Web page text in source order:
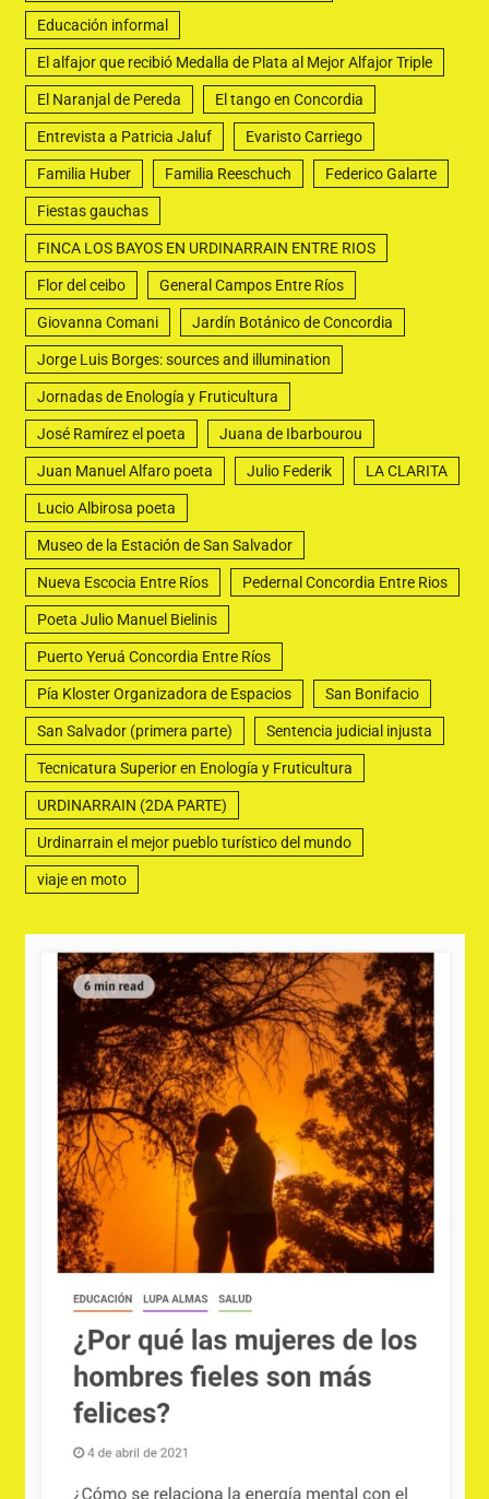
Educación informal
El alfajor que recibió Medalla de Plata al Mejor Alfajor Triple
El Naranjal de Pereda El tango en Concordia
Entrevista a Patricia Jaluf Evaristo Carriego
Familia Huber Familia Reeschuch Federico Galarte
Fiestas gauchas
FINCA LOS BAYOS EN URDINARRAIN ENTRE RIOS
Flor del ceibo General Campos Entre Ríos
Giovanna Comani Jardín Botánico de Concordia
Jorge Luis Borges: sources and illumination
Jornadas de Enología y Fruticultura
José Ramírez el poeta Juana de Ibarbourou
Juan Manuel Alfaro poeta Julio Federik LA CLARITA
Lucio Albirosa poeta
Museo de la Estación de San Salvador
Nueva Escocia Entre Ríos Pedernal Concordia Entre Rios
Poeta Julio Manuel Bielinis
Puerto Yeruá Concordia Entre Ríos
Pía Kloster Organizadora de Espacios San Bonifacio
San Salvador (primera parte) Sentencia judicial injusta
Tecnicatura Superior en Enología y Fruticultura
URDINARRAIN (2DA PARTE)
Urdinarrain el mejor pueblo turístico del mundo
viaje en moto